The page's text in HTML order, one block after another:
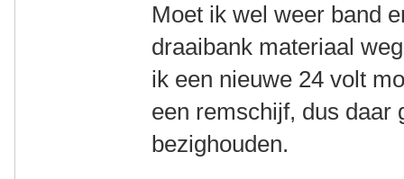
Moet ik wel weer band
draaibank materiaal
ik een nieuwe 24 volt
een remschijf, dus daar
bezighouden.